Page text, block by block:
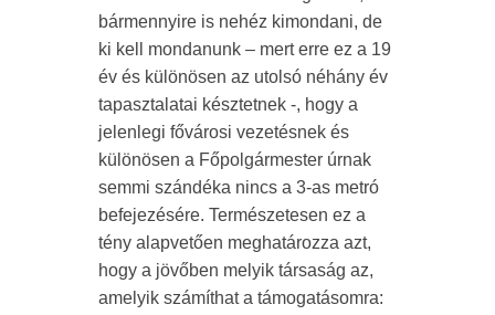
bármennyire is nehéz kimondani, de
ki kell mondanunk – mert erre ez a 19
év és különösen az utolsó néhány év
tapasztalatai késztetnek -, hogy a
jelenlegi fővárosi vezetésnek és
különösen a Főpolgármester úrnak
semmi szándéka nincs a 3-as metró
befejezésére. Természetesen ez a
tény alapvetően meghatározza azt,
hogy a jövőben melyik társaság az,
amelyik számíthat a támogatásomra: